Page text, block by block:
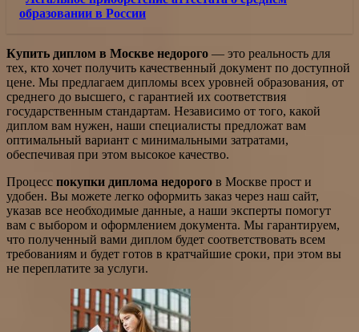
образовании в России
Купить диплом в Москве недорого — это реальность для
тех, кто хочет получить качественный документ по доступной
цене. Мы предлагаем дипломы всех уровней образования, от
среднего до высшего, с гарантией их соответствия
государственным стандартам. Независимо от того, какой
диплом вам нужен, наши специалисты предложат вам
оптимальный вариант с минимальными затратами,
обеспечивая при этом высокое качество.
Процесс покупки диплома недорого в Москве прост и
удобен. Вы можете легко оформить заказ через наш сайт,
указав все необходимые данные, а наши эксперты помогут
вам с выбором и оформлением документа. Мы гарантируем,
что полученный вами диплом будет соответствовать всем
требованиям и будет готов в кратчайшие сроки, при этом вы
не переплатите за услуги.